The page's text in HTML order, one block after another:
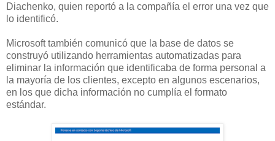
Diachenko, quien reportó a la compañía el error una vez que
lo identificó.
Microsoft también comunicó que la base de datos se
construyó utilizando herramientas automatizadas para
eliminar la información que identificaba de forma personal a
la mayoría de los clientes, excepto en algunos escenarios,
en los que dicha información no cumplía el formato
estándar.